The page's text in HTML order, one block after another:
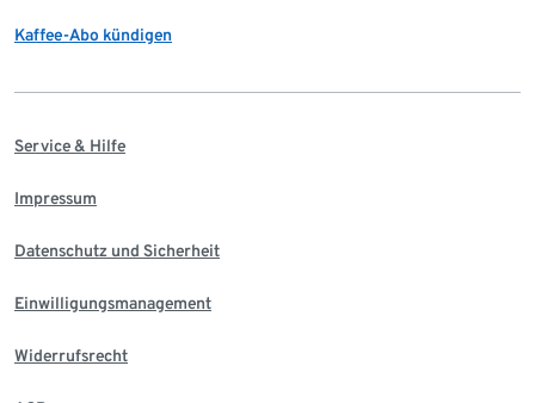
Kaffee-Abo kündigen
Service & Hilfe
Impressum
Datenschutz und Sicherheit
Einwilligungsmanagement
Widerrufsrecht